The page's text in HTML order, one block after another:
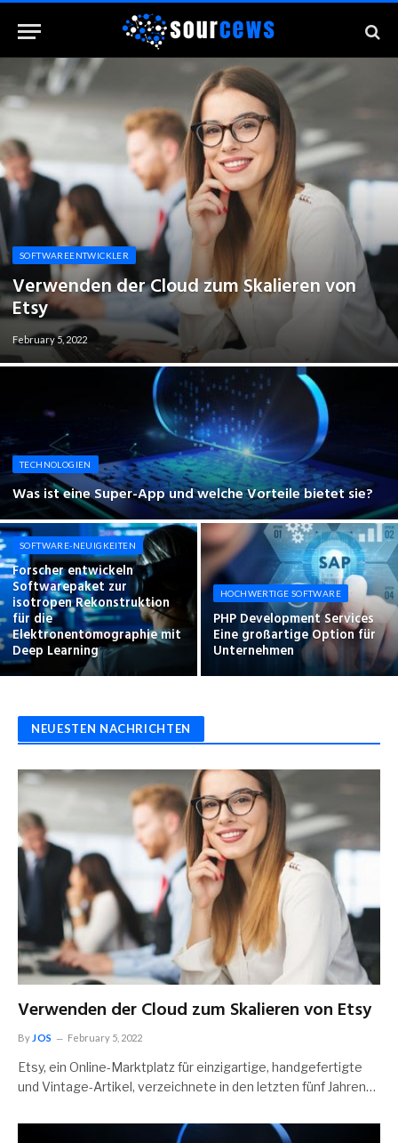
SOFTWAREENTWICKLER
Verwenden der Cloud zum Skalieren von
Etsy
February 5, 2022
TECHNOLOGIEN
Was ist eine Super-App und welche Vorteile bietet sie?
SOFTWARE-NEUIGKEITEN
Forscher entwickeln
Softwarepaket zur
isotropen Rekonstruktion
für die
Elektronentomographie mit
Deep Learning
HOCHWERTIGE SOFTWARE
PHP Development Services
Eine großartige Option für
Unternehmen
NEUESTEN NACHRICHTEN
Verwenden der Cloud zum Skalieren von Etsy
By JOS February 5, 2022
Etsy, ein Online-Marktplatz für einzigartige, handgefertigte
und Vintage-Artikel, verzeichnete in den letzten fünf Jahren…